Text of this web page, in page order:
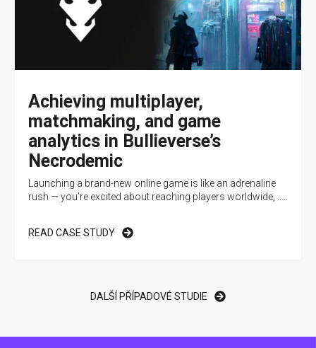
Achieving multiplayer,
matchmaking, and game
analytics in Bullieverse’s
Necrodemic
Launching a brand-new online game is like an adrenaline
rush — you’re excited about reaching players worldwide, .....
READ CASE STUDY
DALŠÍ PŘÍPADOVÉ STUDIE